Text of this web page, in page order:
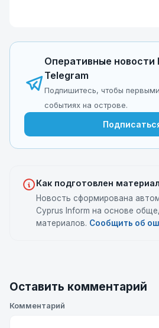
Оперативные новости
Telegram
Подпишитесь, чтобы
событиях на острове.
Как подготовлен материал
Новость сформирована
Cyprus Inform на основе
материалов. Сообщить об
Оставить комментарий
Комментарий